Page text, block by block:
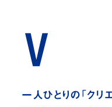
一人ひとりの「クリ